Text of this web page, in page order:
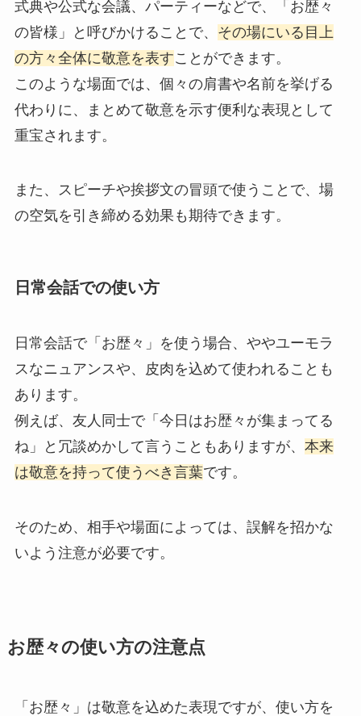
式典や公式な会議、パーティーなどで、「お歴々
の皆様」と呼びかけることで、 その場にいる目上
の方々全体に敬意を表すことができます。
このような場面では、個々の肩書や名前を挙げる
代わりに、まとめて敬意を示す便利な表現として
重宝されます。
また、スピーチや挨拶文の冒頭で使うことで、場
の空気を引き締める効果も期待できます。
日常会話での使い方
日常会話で「お歴々」を使う場合、ややユーモラ
スなニュアンスや、皮肉を込めて使われることも
あります。
例えば、友人同士で「今日はお歴々が集まってる
ね」と冗談めかして言うこともありますが、 本来
は敬意を持って使うべき言葉です。
そのため、相手や場面によっては、誤解を招かな
いよう注意が必要です。
お歴々の使い方の注意点
「お歴々」は敬意を込めた表現ですが、使い方を